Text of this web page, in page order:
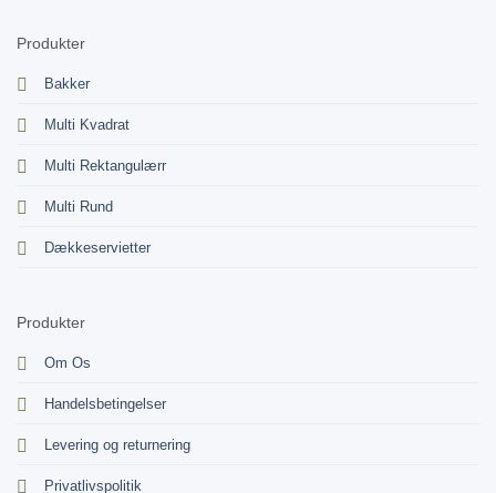
Produkter
Bakker
Multi Kvadrat
Multi Rektangulærr
Multi Rund
Dækkeservietter
Produkter
Om Os
Handelsbetingelser
Levering og returnering
Privatlivspolitik